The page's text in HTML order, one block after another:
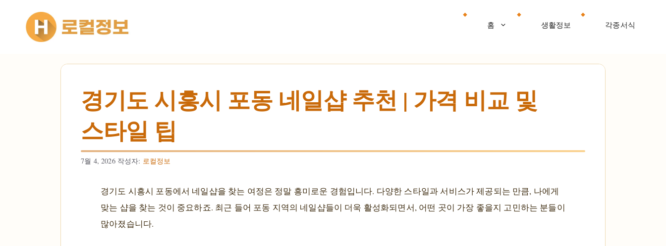
건너뛰기
홈 생활정보 각종서식
경기도 시흥시 포동 네일샵 추천 | 가격 비교 및
스타일 팁
7월 4, 2026 작성자: 로컬정보
경기도 시흥시 포동에서 네일샵을 찾는 여정은 정말 흥미로운 경험입니다. 다양한 스타일과 서비스가 제공되는 만큼, 나에게
맞는 샵을 찾는 것이 중요하죠. 최근 들어 포동 지역의 네일샵들이 더욱 활성화되면서, 어떤 곳이 가장 좋을지 고민하는 분들이
많아졌습니다.